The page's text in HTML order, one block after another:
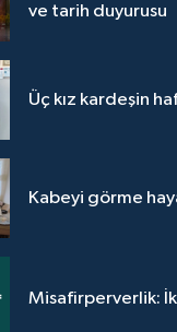
ve tarih duyurusu
Üç kız kardeşin
Kabeyi görme
Misafirperverlik: